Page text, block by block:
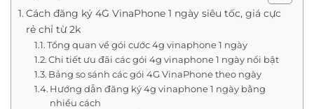
Cách đăng ký 4G VinaPhone 1 ngày siêu tốc, giá cực
rẻ chỉ từ 2k
Tổng quan về gói cước 4g vinaphone 1 ngày
Chi tiết ưu đãi các gói 4g vinaphone 1 ngày nổi bật
Bảng so sánh các gói 4G VinaPhone theo ngày
Hướng dẫn đăng ký 4g vinaphone 1 ngày bằng
nhiều cách